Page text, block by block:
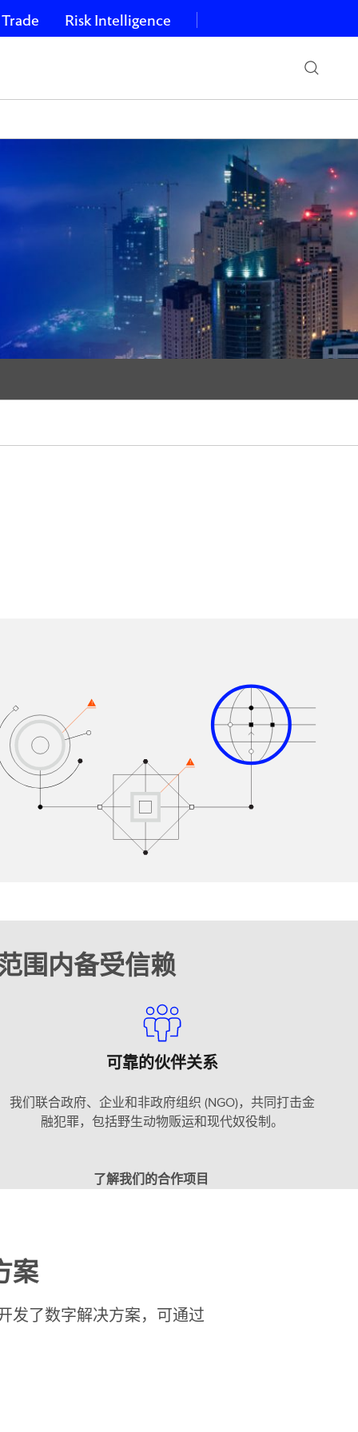
Risk Intelligence
围内备受信赖
可靠的伙伴关系
我们联合政府、企业和非政府组织 (NGO)，共同打击金
融犯罪，包括野生动物贩运和现代奴役制。
了解我们的合作项目
案
发了数字解决方案，可通过